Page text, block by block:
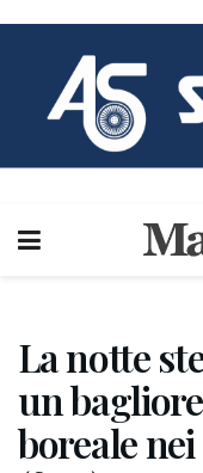
La notte
un
boreale